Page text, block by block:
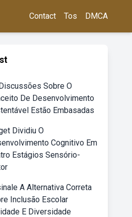
Contact Tos DMCA
Sobre O
De Desenvolvimento
Estão Embasadas
Dividiu O
Cognitivo Em
Estágios Sensório-
A Alternativa Correta
Inclusão Escolar
E Diversidade